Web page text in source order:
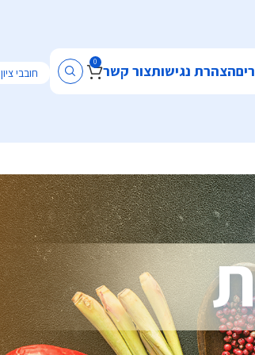
הצהרת נגישותצור קשר 0
חובבי ציון 37 פתח תקווה